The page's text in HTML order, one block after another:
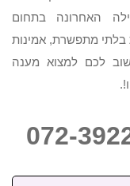
האחרונה בתחום
בלתי מתפשרת, אמינות
לכם למצוא מענה